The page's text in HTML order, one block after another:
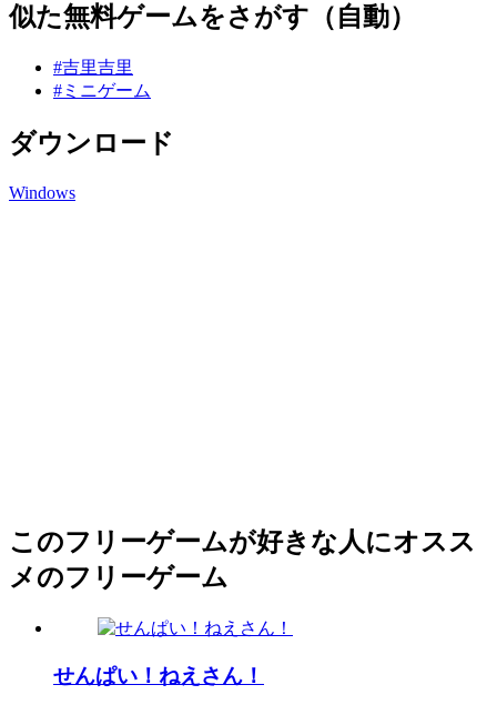
似た無料ゲームをさがす（自動）
#吉里吉里
#ミニゲーム
ダウンロード
Windows
このフリーゲームが好きな人にオスス
メのフリーゲーム
せんぱい！ねえさん！